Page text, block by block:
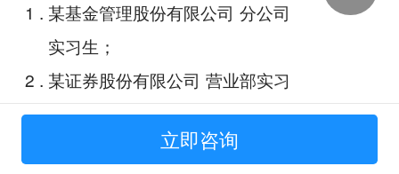
1 . 某基金管理股份有限公司 分公司
实习生；
2 . 某证券股份有限公司 营业部实习
生；
某银行资产管理部实习生；
立即咨询